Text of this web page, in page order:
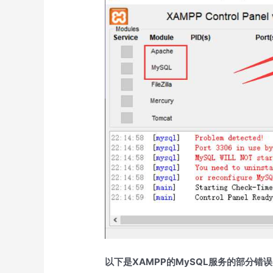
以下是XAMPP的MySQL服务的部分错